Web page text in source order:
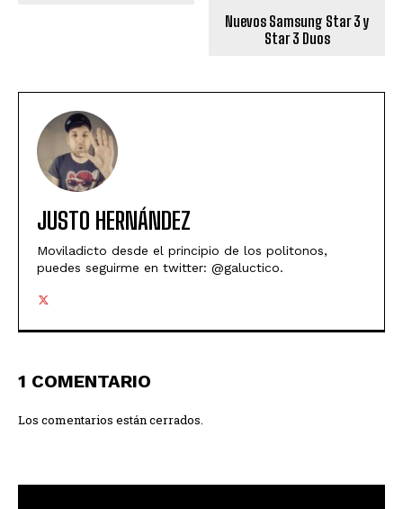
Nuevos Samsung Star 3 y
Star 3 Duos
JUSTO HERNÁNDEZ
Moviladicto desde el principio de los politonos,
puedes seguirme en twitter: @galuctico.
1 COMENTARIO
Los comentarios están cerrados.